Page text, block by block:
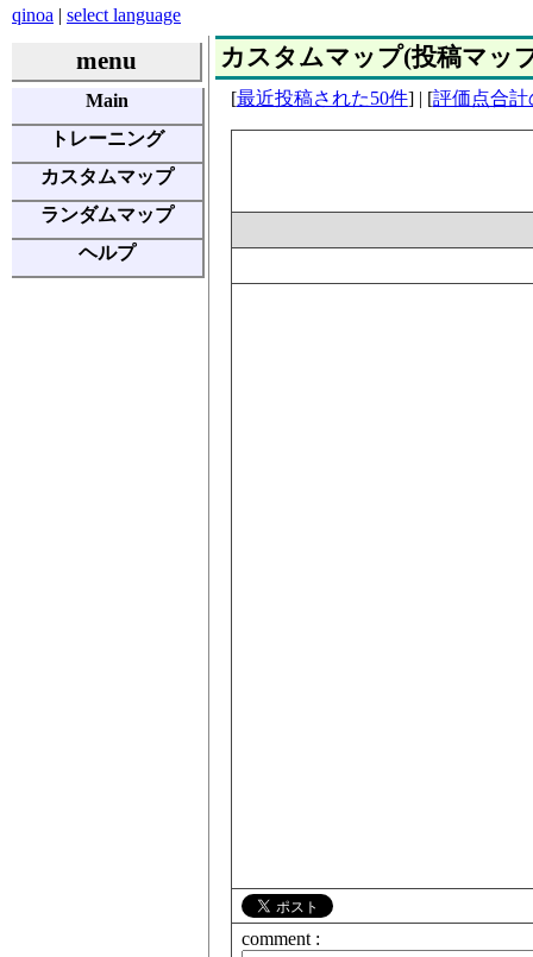
qinoa | select language
menu
Main
トレーニング
カスタムマップ
ランダムマップ
ヘルプ
カスタムマップ(投稿マッ
[最近投稿された50件] | [評価点合計
comment :